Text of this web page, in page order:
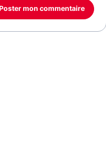
Poster mon commentaire